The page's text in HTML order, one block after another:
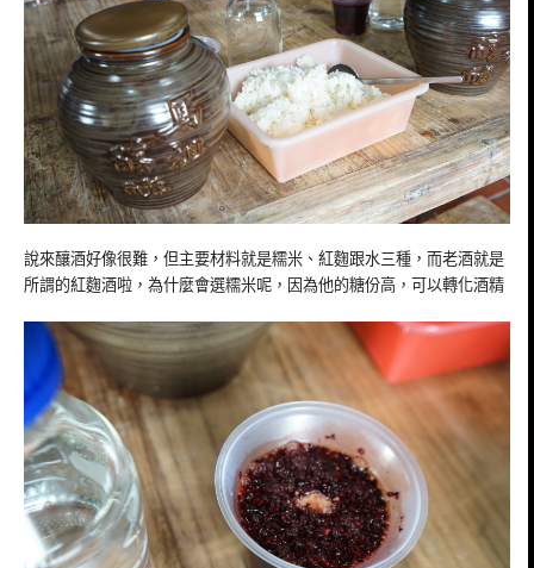
說來釀酒好像很難，但主要材料就是糯米、紅麴跟水三種，而老酒就是
所謂的紅麴酒啦，為什麼會選糯米呢，因為他的糖份高，可以轉化酒精